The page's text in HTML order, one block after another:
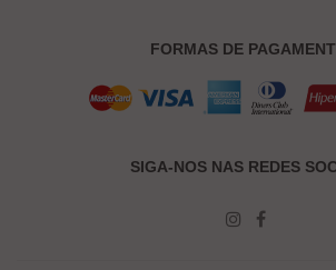
FORMAS DE
SIGA-NOS NAS REDES